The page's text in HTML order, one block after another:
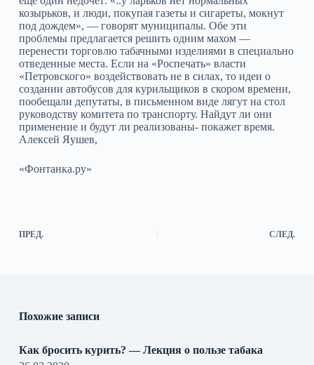
козырьков, и люди, покупая газеты и сигареты, мокнут
под дождем», — говорят муниципалы. Обе эти
проблемы предлагается решить одним махом —
перенести торговлю табачными изделиями в специально
отведенные места. Если на «Роспечать» власти
«Петровского» воздействовать не в силах, то идеи о
создании автобусов для курильщиков в скором времени,
пообещали депутаты, в письменном виде лягут на стол
руководству комитета по транспорту. Найдут ли они
применение и будут ли реализованы- покажет время.
Алексей Яушев,
«Фонтанка.ру»
ПРЕД. СЛЕД.
Похожие записи
Как бросить курить? — Лекция о пользе табака